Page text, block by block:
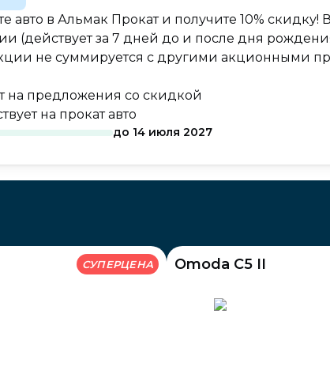
авто в Альмак Прокат и получите 10%
(действует за 7 дней до и после дня
не суммируется с другими акционными
на предложения со скидкой
на прокат авто
до 14 июля 2027
СУПЕРЦЕНА Omoda C5 II